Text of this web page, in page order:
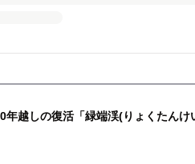
年越しの復活「緑端渓(りょくたんけ